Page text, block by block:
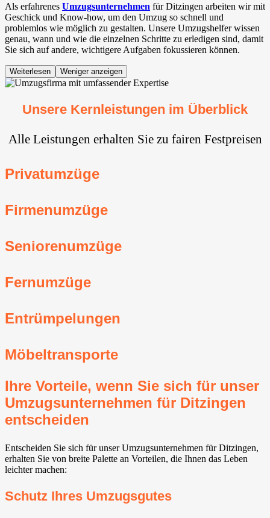
Als erfahrenes Umzugsunternehmen für Ditzingen arbeiten wir mit
Geschick und Know-how, um den Umzug so schnell und
problemlos wie möglich zu gestalten. Unsere Umzugshelfer wissen
genau, wann und wie die einzelnen Schritte zu erledigen sind, damit
Sie sich auf andere, wichtigere Aufgaben fokussieren können.
Weiterlesen Weniger anzeigen
Unsere Kernleistungen im Überblick
Alle Leistungen erhalten Sie zu fairen Festpreisen
Privatumzüge
Firmenumzüge
Seniorenumzüge
Fernumzüge
Entrümpelungen
Möbeltransporte
Ihre Vorteile, wenn Sie sich für unser
Umzugsunternehmen für Ditzingen
entscheiden
Entscheiden Sie sich für unser Umzugsunternehmen für Ditzingen,
erhalten Sie von breite Palette an Vorteilen, die Ihnen das Leben
leichter machen:
Schutz Ihres Umzugsgutes